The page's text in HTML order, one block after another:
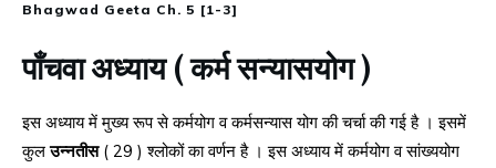
Bhagwad Geeta Ch. 5 [1-3]
पाँचवा अध्याय ( कर्म सन्यासयोग )
इस अध्याय में मुख्य रूप से कर्मयोग व कर्मसन्यास योग की चर्चा की गई है । इसमें
कुलउन्नतीस ( 29 ) श्लोकों का वर्णन है । इस अध्याय में कर्मयोग व सांख्ययोग